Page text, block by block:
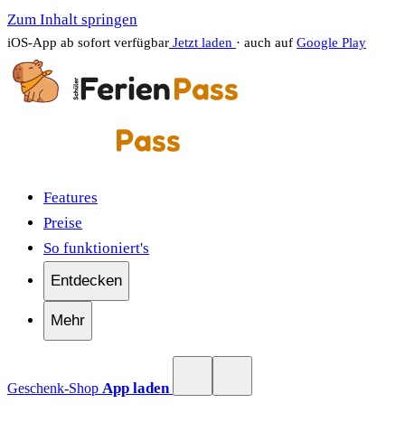
Zum Inhalt springen
iOS-App ab sofort verfügbar Jetzt laden · auch auf Google Play
Features
Preise
So funktioniert's
Entdecken
Mehr
Geschenk-Shop App laden